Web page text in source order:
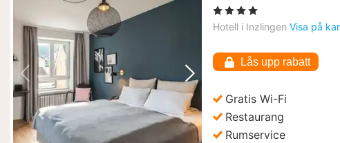
Föregående bild Nästa bild
, 4 Stjärnor
Hotell i Inzlingen Visa på
Lås upp rabatt
Gratis Wi-Fi
Restaurang
Rumservice